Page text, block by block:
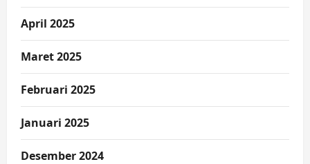
April 2025
Maret 2025
Februari 2025
Januari 2025
Desember 2024